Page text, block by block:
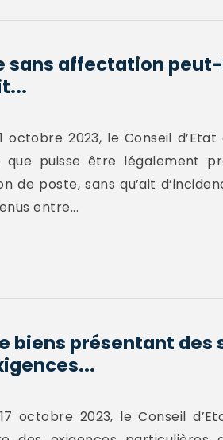
sans affectation
octobre 2023, le Conseil
puisse être légalement
de poste, sans qu’ait
entre...
biens présentant
octobre 2023, le Conseil